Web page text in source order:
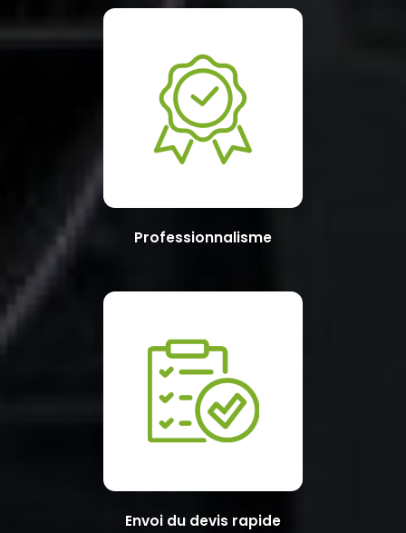
Professionnalisme
Envoi du devis rapide